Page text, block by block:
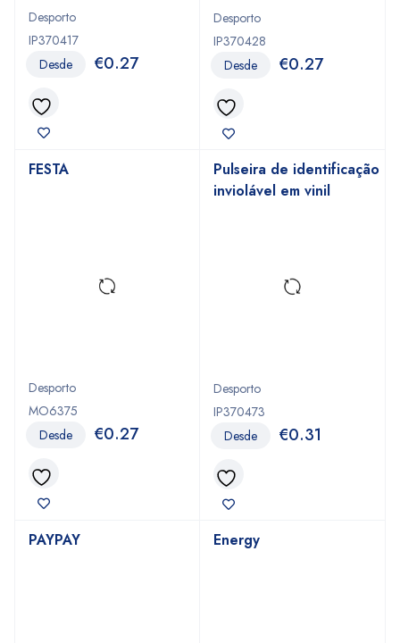
Desporto
IP370417
Desde €0.27
Desporto
IP370428
Desde €0.27
Desporto
MO6375
FESTA
Desde €0.27
Desporto
IP370473
Pulseira de identificação
inviolável em vinil
Desde €0.31
PAYPAY Energy